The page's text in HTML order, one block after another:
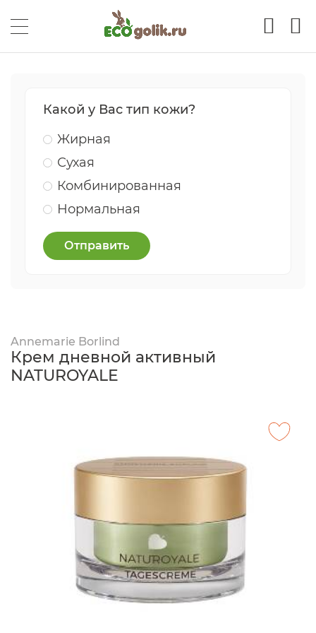
Какой у Вас тип кожи?
Жирная
Сухая
Комбинированная
Нормальная
Отправить
Annemarie Borlind
Крем дневной активный
NATUROYALE